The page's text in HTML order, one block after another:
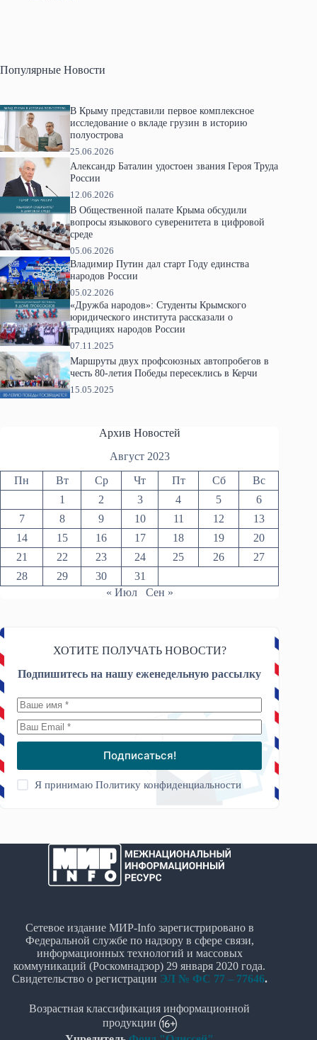
Популярные Новости
В Крыму представили первое комплексное
исследование о вкладе грузин в историю
полуострова
25.06.2026
Александр Баталин удостоен звания Героя Труда
России
12.06.2026
В Общественной палате Крыма обсудили
вопросы языкового суверенитета в цифровой
среде
05.06.2026
Владимир Путин дал старт Году единства
народов России
05.02.2026
«Дружба народов»: Студенты Крымского
юридического института рассказали о
традициях народов России
07.11.2025
Маршруты двух профсоюзных автопробегов в
честь 80-летия Победы пересеклись в Керчи
15.05.2025
Архив Новостей
Август 2023
Пн Вт Ср Чт Пт Сб
Вс
1
2 3 4 5
6
7
8 9 10 11 12
13
14
15 16 17 18 19
20
21
22 23 24 25 26
27
28
29 30
31
« Июл
Сен »
ХОТИТЕ ПОЛУЧАТЬ НОВОСТИ?
Подпишитесь на нашу еженедельную рассылку
Подписаться!
Я принимаюПолитику конфиденциальности
Сетевое издание МИР-Info зарегистрировано в
Федеральной службе по надзору в сфере связи,
информационных технологий и массовых
коммуникаций (Роскомнадзор) 29 января 2020 года.
Свидетельство о регистрации ЭЛ № ФС 77 – 77646.
Возрастная классификация информационной
продукции